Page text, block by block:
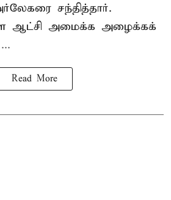
சந்தித்தார்.
ஆட்சி அமைக்க அழைக்கக்
Read More